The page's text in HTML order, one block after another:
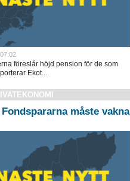
föreslår höjd pension för de som
Ekot...
måste vakna